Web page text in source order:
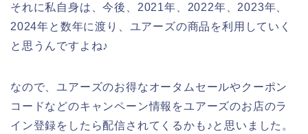
それに私自身は、今後、2021年、2022年、2023年、
2024年と数年に渡り、ユアーズの商品を利用していく
と思うんですよね♪
なので、ユアーズのお得なオータムセールやクーポン
コードなどのキャンペーン情報をユアーズのお店のラ
イン登録をしたら配信されてくるかも♪と思いました。